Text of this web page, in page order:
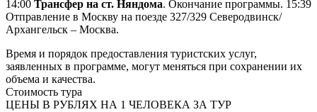
14:00 Трансфер на ст. Няндома. Окончание программы. 15:39
Отправление в Москву на поезде 327/329 Северодвинск/
Архангельск – Москва.
Время и порядок предоставления туристских услуг,
заявленных в программе, могут меняться при сохранении их
объема и качества.
Стоимость тура
ЦЕНЫ В РУБЛЯХ НА 1 ЧЕЛОВЕКА ЗА ТУР